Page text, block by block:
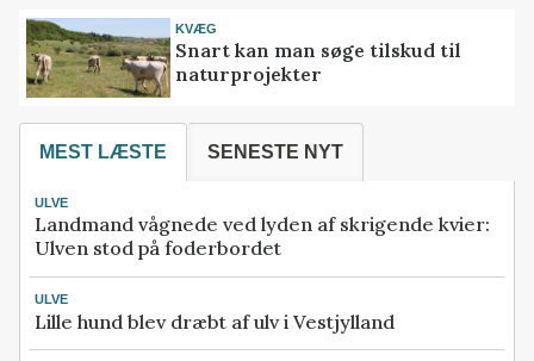
KVÆG
Snart kan man søge tilskud til
naturprojekter
MEST LÆSTE SENESTE NYT
ULVE
Landmand vågnede ved lyden af skrigende kvier:
Ulven stod på foderbordet
ULVE
Lille hund blev dræbt af ulv i Vestjylland